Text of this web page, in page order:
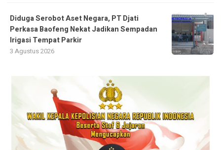
Diduga Serobot Aset Negara, PT Djati
Perkasa Baofeng Nekat Jadikan Sempadan
Irigasi Tempat Parkir
3 Agustus 2026